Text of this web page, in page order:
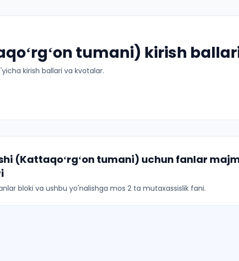
tumani) kirish
kirish ballari va kvotalar.
(Kattaqoʻrgʻon tumani) uchun fanlar
bloki va ushbu yo'nalishga mos 2 ta mutaxassislik fani.